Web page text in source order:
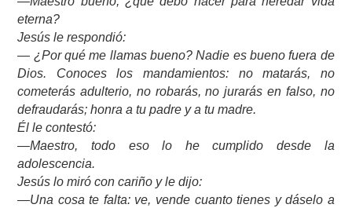
eterna?
Jesús le respondió:
— ¿Por qué me llamas bueno? Nadie es bueno fuera de
Dios. Conoces los mandamientos: no matarás, no
cometerás adulterio, no robarás, no jurarás en falso, no
defraudarás; honra a tu padre y a tu madre.
Él le contestó:
—Maestro, todo eso lo he cumplido desde la
adolescencia.
Jesús lo miró con cariño y le dijo:
—Una cosa te falta: ve, vende cuanto tienes y dáselo a